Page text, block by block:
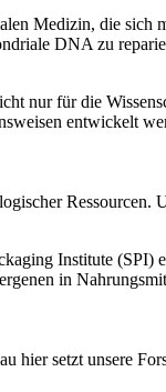
Medizin, die sich
DNA zu
nur für die
entwickelt
Ressourcen.
Institute (SPI)
in
hier setzt unsere